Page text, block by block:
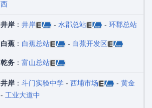
西
井岸 ： 井岸 - 水郡总站 - 环郡总站
白蕉 ： 白蕉总站 - 白蕉开发区
乾务 ： 富山总站
井岸 ： 斗门实验中学 - 西埔市场 - 黄金
- 工业大道中